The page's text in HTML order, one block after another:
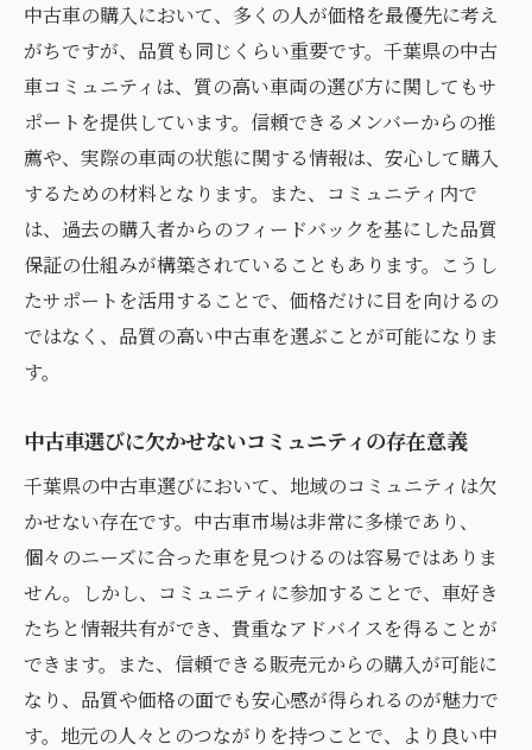
中古車の購入において、多くの人が価格を最優先に考え
がちですが、品質も同じくらい重要です。千葉県の中古
車コミュニティは、質の高い車両の選び方に関してもサ
ポートを提供しています。信頼できるメンバーからの推
薦や、実際の車両の状態に関する情報は、安心して購入
するための材料となります。また、コミュニティ内で
は、過去の購入者からのフィードバックを基にした品質
保証の仕組みが構築されていることもあります。こうし
たサポートを活用することで、価格だけに目を向けるの
ではなく、品質の高い中古車を選ぶことが可能になりま
す。
中古車選びに欠かせないコミュニティの存在意義
千葉県の中古車選びにおいて、地域のコミュニティは欠
かせない存在です。中古車市場は非常に多様であり、
個々のニーズに合った車を見つけるのは容易ではありま
せん。しかし、コミュニティに参加することで、車好き
たちと情報共有ができ、貴重なアドバイスを得ることが
できます。また、信頼できる販売元からの購入が可能に
なり、品質や価格の面でも安心感が得られるのが魅力で
す。地元の人々とのつながりを持つことで、より良い中